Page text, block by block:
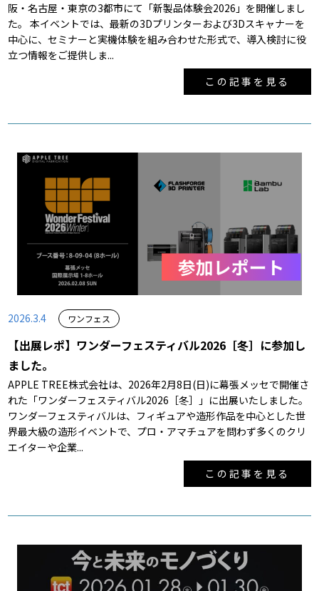
阪・名古屋・東京の3都市にて「新製品体験会2026」を開催しまし
た。 本イベントでは、最新の3Dプリンターおよび3Dスキャナーを
中心に、セミナーと実機体験を組み合わせた形式で、導入検討に役
立つ情報をご提供しま...
この記事を見る
2026.3.4 ワンフェス
【出展レポ】ワンダーフェスティバル2026［冬］に参加し
ました。
APPLE TREE株式会社は、2026年2月8日(日)に幕張メッセで開催さ
れた「ワンダーフェスティバル2026［冬］」に出展いたしました。
ワンダーフェスティバルは、フィギュアや造形作品を中心とした世
界最大級の造形イベントで、プロ・アマチュアを問わず多くのクリ
エイターや企業...
この記事を見る